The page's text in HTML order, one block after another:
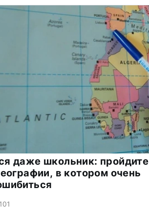
даже школьник: пройдите
в котором очень
101